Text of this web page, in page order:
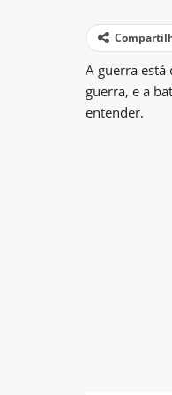
A guerra está
guerra, e a
entender.